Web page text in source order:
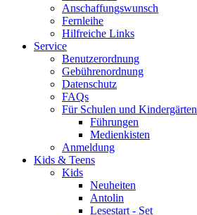
Anschaffungswunsch
Fernleihe
Hilfreiche Links
Service
Benutzerordnung
Gebührenordnung
Datenschutz
FAQs
Für Schulen und Kindergärten
Führungen
Medienkisten
Anmeldung
Kids & Teens
Kids
Neuheiten
Antolin
Lesestart - Set